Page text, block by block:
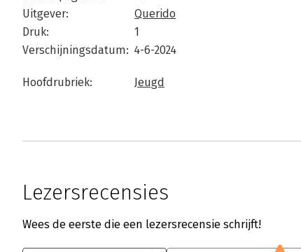
Uitgever:
Querido
Druk:
1
Verschijningsdatum: 4-6-2024
Hoofdrubriek: Jeugd
Lezersrecensies
Wees de eerste die een lezersrecensie schrijft!